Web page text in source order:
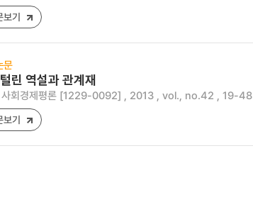
보기
문
린 역설과 관계재
사회경제평론 [1229-0092] , 2013 , vol., no.42 , 19-48
보기